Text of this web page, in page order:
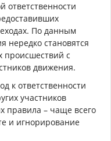
ответственности
По данным
нередко становятся
происшествий с
движения.
к ответственности
участников
правила – чаще всего
и игнорирование